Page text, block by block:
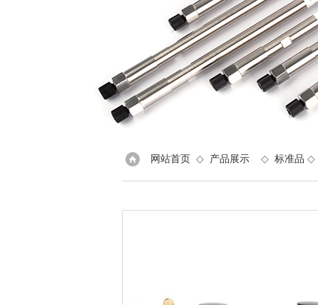
网站首页 ◇ 产品展示 ◇ 标准品 ◇